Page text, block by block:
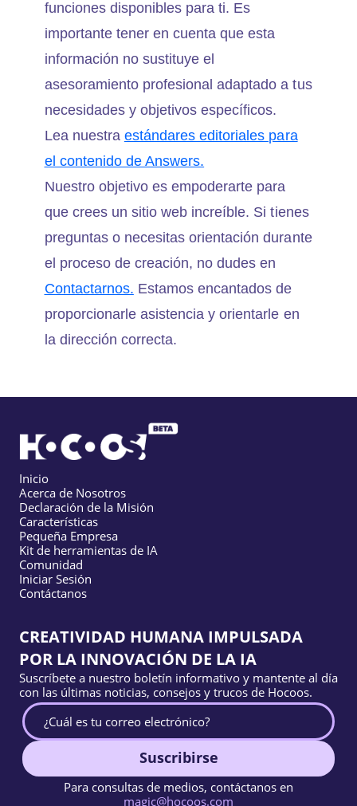
funciones disponibles para ti. Es
importante tener en cuenta que esta
información no sustituye el
asesoramiento profesional adaptado a tus
necesidades y objetivos específicos.
Lea nuestra estándares editoriales para
el contenido de Answers.
Nuestro objetivo es empoderarte para
que crees un sitio web increíble. Si tienes
preguntas o necesitas orientación durante
el proceso de creación, no dudes en
Contactarnos. Estamos encantados de
proporcionarle asistencia y orientarle en
la dirección correcta.
Inicio
Acerca de Nosotros
Declaración de la Misión
Características
Pequeña Empresa
Kit de herramientas de IA
Comunidad
Iniciar Sesión
Contáctanos
CREATIVIDAD HUMANA IMPULSADA
POR LA INNOVACIÓN DE LA IA
Suscríbete a nuestro boletín informativo y mantente al día
con las últimas noticias, consejos y trucos de Hocoos.
Suscribirse
Para consultas de medios, contáctanos en
magic@hocoos.com